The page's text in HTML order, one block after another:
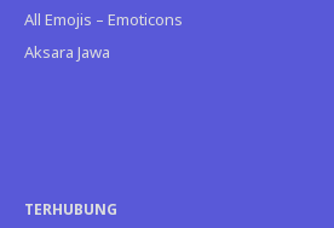
All Emojis – Emoticons
Aksara Jawa
TERHUBUNG